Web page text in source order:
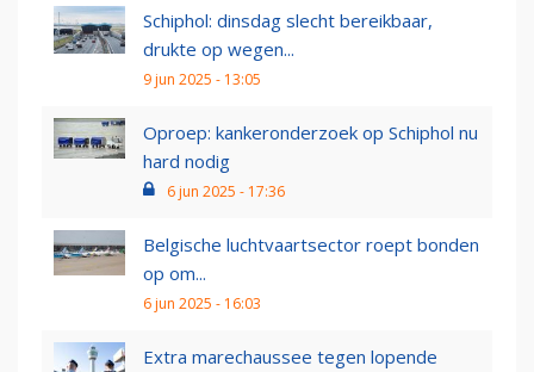
Schiphol: dinsdag slecht bereikbaar,
drukte op wegen...
9 jun 2025 - 13:05
Oproep: kankeronderzoek op Schiphol nu
hard nodig
6 jun 2025 - 17:36
Belgische luchtvaartsector roept bonden
op om...
6 jun 2025 - 16:03
Extra marechaussee tegen lopende